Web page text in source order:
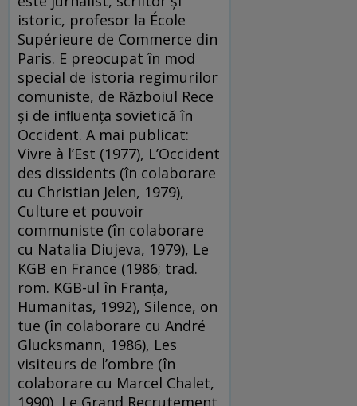
istoric, profesor la École
Supérieure de Commerce din
Paris. E preocupat în mod
special de istoria regimurilor
comuniste, de Războiul Rece
și de inﬂuența sovietică în
Occident. A mai publicat:
Vivre à l’Est (1977), L’Occident
des dissidents (în colaborare
cu Christian Jelen, 1979),
Culture et pouvoir
communiste (în colaborare
cu Natalia Diujeva, 1979), Le
KGB en France (1986; trad.
rom. KGB-ul în Franța,
Humanitas, 1992), Silence, on
tue (în colaborare cu André
Glucksmann, 1986), Les
visiteurs de l’ombre (în
colaborare cu Marcel Chalet,
1990), Le Grand Recrutement